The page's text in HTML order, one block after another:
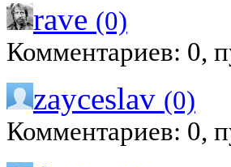
rave (0)
Комментариев: 0,
zayceslav (0)
Комментариев: 0,